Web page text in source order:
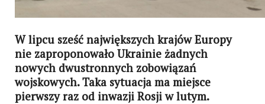
W lipcu sześć największych krajów Europy
nie zaproponowało Ukrainie żadnych
nowych dwustronnych zobowiązań
wojskowych. Taka sytuacja ma miejsce
pierwszy raz od inwazji Rosji w lutym.